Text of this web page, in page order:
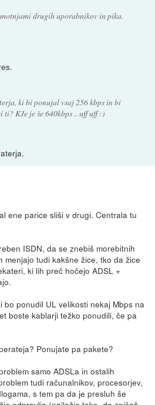
drugih uporabnikov in pika.
ki bi ponujal vsaj 256 kbps in bi
ti? KJe je še 640kbps .. uff uff :)
ene parice sliši v drugi. Centrala tu
ISDN, da se znebiš morebitnih
menjajo tudi kakšne žice, tko da žice
ki lih preč hočejo ADSL +
bo ponudil UL velikosti nekaj Mbps na
boste kablarji težko ponudili, če pa
Ponujate pa pakete?
samo ADSLa in ostalih
tudi računalnikov, procesorjev,
s tem pa da je presluh še